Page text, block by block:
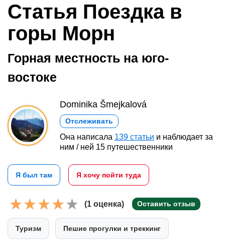
Статья Поездка в
горы Морн
Горная местность на юго-
востоке
Dominika Šmejkalová
Отслеживать
Она написала 139 статьи и наблюдает за
ним / ней 15 путешественники
Я был там Я хочу пойти туда
(1 оценка) Оставить отзыв
Туризм Пешие прогулки и треккинг